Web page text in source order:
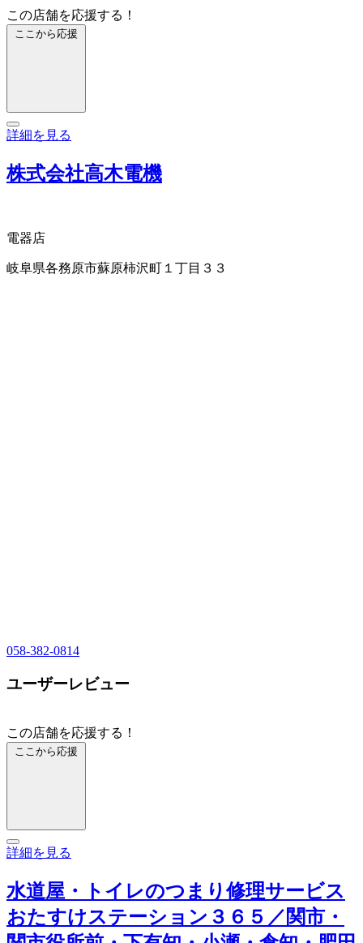
この店舗を応援する！
ここから応援
詳細を見る
株式会社高木電機
電器店
岐阜県各務原市蘇原柿沢町１丁目３３
058-382-0814
ユーザーレビュー
この店舗を応援する！
ここから応援
詳細を見る
水道屋・トイレのつまり修理サービス
おたすけステーション３６５／関市・